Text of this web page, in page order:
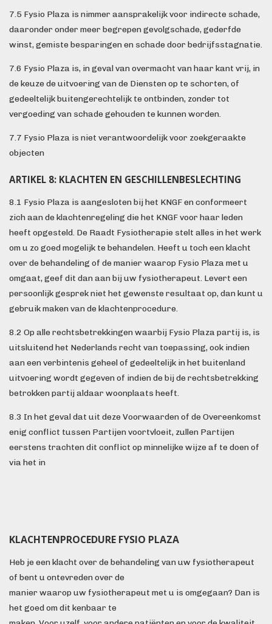
7.5 Fysio Plaza is nimmer aansprakelijk voor indirecte schade,
daaronder onder meer begrepen gevolgschade, gederfde
winst, gemiste besparingen en schade door bedrijfsstagnatie.
7.6 Fysio Plaza is, in geval van overmacht van haar kant vrij, in
de keuze de uitvoering van de Diensten op te schorten, of
gedeeltelijk buitengerechtelijk te ontbinden, zonder tot
vergoeding van schade gehouden te kunnen worden.
7.7 Fysio Plaza is niet verantwoordelijk voor zoekgeraakte
objecten
ARTIKEL 8: KLACHTEN EN GESCHILLENBESLECHTING
8.1 Fysio Plaza is aangesloten bij het KNGF en conformeert
zich aan de klachtenregeling die het KNGF voor haar leden
heeft opgesteld. De Raadt Fysiotherapie stelt alles in het werk
om u zo goed mogelijk te behandelen. Heeft u toch een klacht
over de behandeling of de manier waarop Fysio Plaza met u
omgaat, geef dit dan aan bij uw fysiotherapeut. Levert een
persoonlijk gesprek niet het gewenste resultaat op, dan kunt u
gebruik maken van de klachtenprocedure.
8.2 Op alle rechtsbetrekkingen waarbij Fysio Plaza partij is, is
uitsluitend het Nederlands recht van toepassing, ook indien
aan een verbintenis geheel of gedeeltelijk in het buitenland
uitvoering wordt gegeven of indien de bij de rechtsbetrekking
betrokken partij aldaar woonplaats heeft.
8.3 In het geval dat uit deze Voorwaarden of de Overeenkomst
enig conflict tussen Partijen voortvloeit, zullen Partijen
eerstens trachten dit conflict op minnelijke wijze af te doen of
via het in
KLACHTENPROCEDURE FYSIO PLAZA
Heb je een klacht over de behandeling van uw fysiotherapeut
of bent u ontevreden over de
manier waarop uw fysiotherapeut met u is omgegaan? Dan is
het goed om dit kenbaar te